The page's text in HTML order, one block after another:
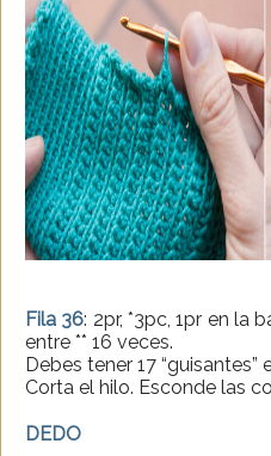
Fila 36: 2pr, *3pc, 1pr en la
entre ** 16 veces.
Debes tener 17 “guisantes”
Corta el hilo. Esconde las
DEDO